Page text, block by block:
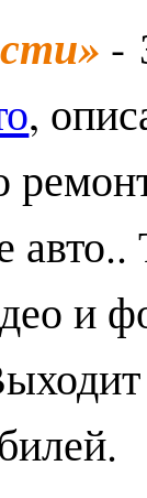
-
,
авто..
и